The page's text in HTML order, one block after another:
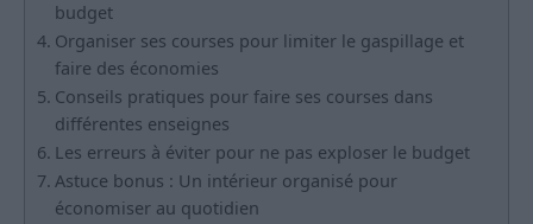
budget
Organiser ses courses pour limiter le gaspillage et
faire des économies
Conseils pratiques pour faire ses courses dans
différentes enseignes
Les erreurs à éviter pour ne pas exploser le budget
Astuce bonus : Un intérieur organisé pour
économiser au quotidien